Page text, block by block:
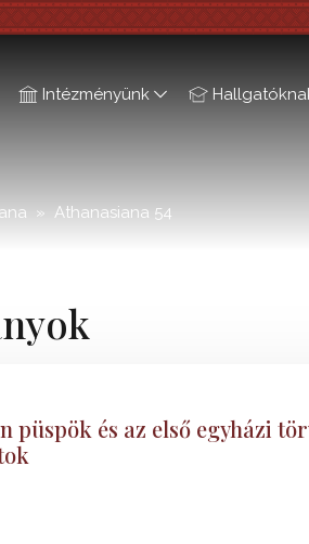
Intézményünk
Athanasiana 54
püspök és az első egyházi